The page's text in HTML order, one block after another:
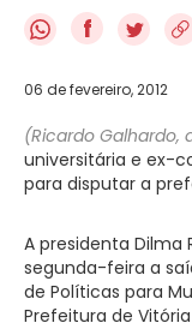
f
06 de fevereiro, 2012
(Ricardo Galhardo,
universitária e ex-
para disputar a
A presidenta Dilma
segunda-feira a
de Políticas para
Prefeitura de Vitória